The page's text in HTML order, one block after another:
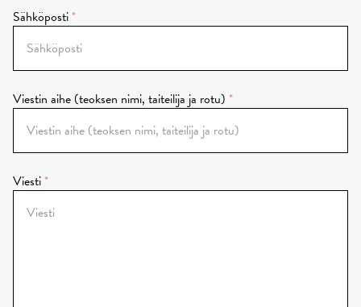
Sähköposti
Viestin aihe (teoksen nimi, taiteilija ja rotu)
Viesti